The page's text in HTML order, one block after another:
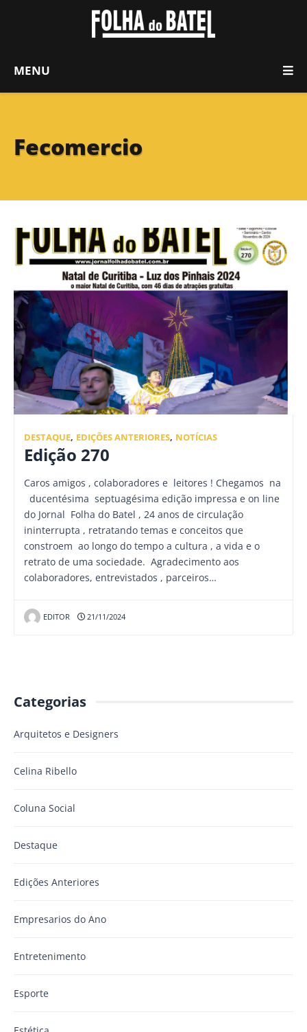
MENU
Fecomercio
DESTAQUE, EDIÇÕES ANTERIORES, NOTÍCIAS
Edição 270
Caros amigos , colaboradores e leitores ! Chegamos na
ducentésima septuagésima edição impressa e on line
do Jornal Folha do Batel , 24 anos de circulação
ininterrupta , retratando temas e conceitos que
constroem ao longo do tempo a cultura , a vida e o
retrato de uma sociedade. Agradecimento aos
colaboradores, entrevistados , parceiros…
EDITOR 21/11/2024
Categorias
Arquitetos e Designers
Celina Ribello
Coluna Social
Destaque
Edições Anteriores
Empresarios do Ano
Entretenimento
Esporte